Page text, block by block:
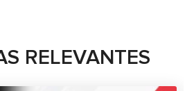
RELEVANTES